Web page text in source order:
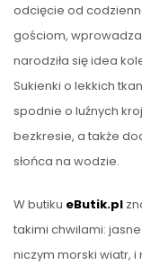
odcięcie od
gościom,
narodziła się idea
Sukienki o lekkich
spodnie o luźnych
bezkresie, a także
słońca na wodzie.
W butiku eButik.pl
takimi chwilami:
niczym morski wiatr,